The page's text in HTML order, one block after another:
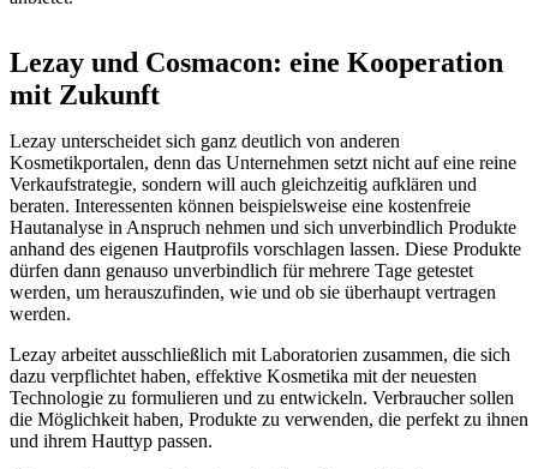
Lezay und Cosmacon: eine Kooperation
mit Zukunft
Lezay unterscheidet sich ganz deutlich von anderen
Kosmetikportalen, denn das Unternehmen setzt nicht auf eine reine
Verkaufstrategie, sondern will auch gleichzeitig aufklären und
beraten. Interessenten können beispielsweise eine kostenfreie
Hautanalyse in Anspruch nehmen und sich unverbindlich Produkte
anhand des eigenen Hautprofils vorschlagen lassen. Diese Produkte
dürfen dann genauso unverbindlich für mehrere Tage getestet
werden, um herauszufinden, wie und ob sie überhaupt vertragen
werden.
Lezay arbeitet ausschließlich mit Laboratorien zusammen, die sich
dazu verpflichtet haben, effektive Kosmetika mit der neuesten
Technologie zu formulieren und zu entwickeln. Verbraucher sollen
die Möglichkeit haben, Produkte zu verwenden, die perfekt zu ihnen
und ihrem Hauttyp passen.